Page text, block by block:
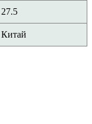
27.5
Китай